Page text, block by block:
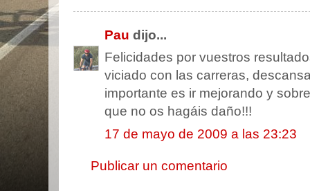
Pau dijo...
Felicidades por vuestros
viciado con las carreras,
importante es ir mejorando y
que no os hagáis daño!!!
17 de mayo de 2009 a las 23:23
Publicar un comentario